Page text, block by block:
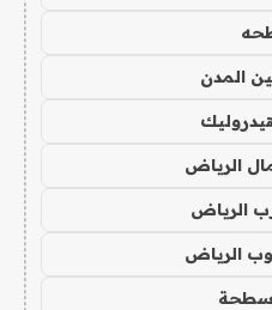
المدن
الرياض
الرياض
الرياض
سطحة